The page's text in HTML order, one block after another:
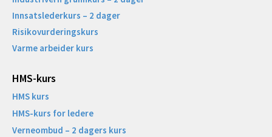
Innsatslederkurs – 2 dager
Risikovurderingskurs
Varme arbeider kurs
HMS-kurs
HMS kurs
HMS-kurs for ledere
Verneombud – 2 dagers kurs